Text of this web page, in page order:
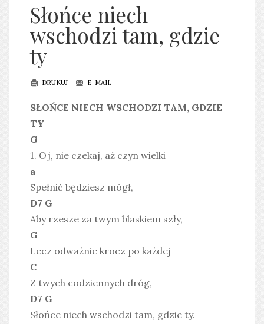
Słońce niech
wschodzi tam, gdzie
ty
DRUKUJ E-MAIL
SŁOŃCE NIECH WSCHODZI TAM, GDZIE
TY
G
1. Oj, nie czekaj, aż czyn wielki
a
Spełnić będziesz mógł,
D7 G
Aby rzesze za twym blaskiem szły,
G
Lecz odważnie krocz po każdej
C
Z twych codziennych dróg,
D7 G
Słońce niech wschodzi tam, gdzie ty.